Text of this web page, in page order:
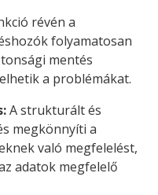
révén a
folyamatosan
mentés
a problémákat.
A strukturált és
megkönnyíti a
való megfelelést,
adatok megfelelő